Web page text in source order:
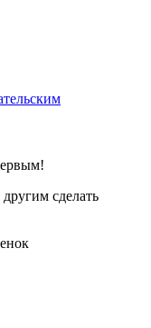
сделать